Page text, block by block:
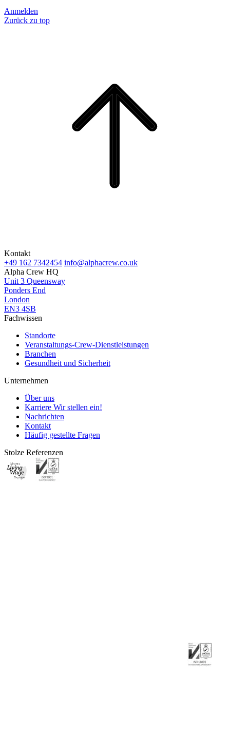
Anmelden
Zurück zu top
Kontakt
+49 162 7342454 info@alphacrew.co.uk
Alpha Crew HQ
Unit 3 Queensway
Ponders End
London
EN3 4SB
Fachwissen
Standorte
Veranstaltungs-Crew-Dienstleistungen
Branchen
Gesundheit und Sicherheit
Unternehmen
Über uns
Karriere Wir stellen ein!
Nachrichten
Kontakt
Häufig gestellte Fragen
Stolze Referenzen